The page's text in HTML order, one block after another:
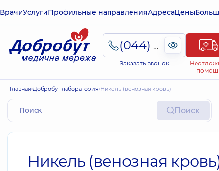
ВрачиУслугиПрофильные направленияАдресаЦены
(044) 495-2-888
Заказать звонок
Главная Добробут лаборатория Никель (венозная кровь)
Поиск
Никель (венозная